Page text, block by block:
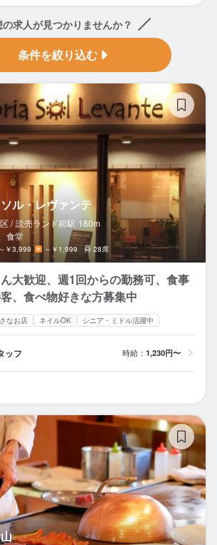
求人が見つかりませんか？
条件を絞り込む
ル・レヴァンテ
/ 読売ランド前駅 180m
食堂
～￥3,999 ～￥1,999 28席
大歓迎、週1回からの勤務可、食事
、食べ物好きな方募集中
なお店 ネイルOK シニア・ミドル活躍中
ッフ 時給： 1,230円〜